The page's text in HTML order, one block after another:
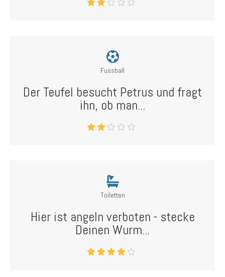
Fussball
Der Teufel besucht Petrus und fragt
ihn, ob man...
Toiletten
Hier ist angeln verboten - stecke
Deinen Wurm...